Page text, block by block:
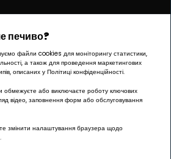
печиво?
файли cookies для моніторингу статистики,
а також для проведення маркетингових
описаних у Політиці конфіденційності.
або виключаєте роботу ключових
відео, заповнення форм або обслуговування
змінити налаштування браузера щодо
компанія Pułaskiego 19 sp. z o.o.
Познань | ГРУНВАЛД
144, 60-278 Познань